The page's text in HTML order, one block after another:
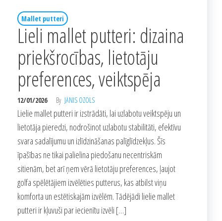
Mallet putteri
Lieli mallet putteri: dizaina
priekšrocības, lietotāju
preferences, veiktspēja
12/01/2026 By JĀNIS OZOLS
Lielie mallet putteri ir izstrādāti, lai uzlabotu veiktspēju un
lietotāja pieredzi, nodrošinot uzlabotu stabilitāti, efektīvu
svara sadalījumu un izlīdzināšanas palīglīdzekļus. Šīs
īpašības ne tikai palielina piedošanu necentriskām
sitienām, bet arī ņem vērā lietotāju preferences, ļaujot
golfa spēlētājiem izvēlēties putterus, kas atbilst viņu
komforta un estētiskajām izvēlēm. Tādējādi lielie mallet
putteri ir kļuvuši par iecienītu izvēli […]